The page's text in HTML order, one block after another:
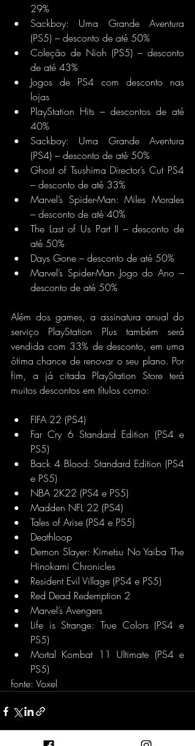
29%
Sackboy: Uma Grande Aventura
(PS5) – desconto de até 50%
Coleção de Nioh (PS5) – desconto
de até 43%
Jogos de PS4 com desconto nas
lojas
PlayStation Hits – descontos de até
40%
Sackboy: Uma Grande Aventura
(PS4) – desconto de até 50%
Ghost of Tsushima Director’s Cut PS4
– desconto de até 33%
Marvel’s Spider-Man: Miles Morales
– desconto de até 40%
The Last of Us Part II – desconto de
até 50%
Days Gone – desconto de até 50%
Marvel’s Spider-Man Jogo do Ano –
desconto de até 50%
Além dos games, a assinatura anual do
serviço PlayStation Plus também será
vendida com 33% de desconto, em uma
ótima chance de renovar o seu plano. Por
fim, a já citada PlayStation Store terá
muitos descontos em títulos como:
FIFA 22 (PS4)
Far Cry 6 Standard Edition (PS4 e
PS5)
Back 4 Blood: Standard Edition (PS4
e PS5)
NBA 2K22 (PS4 e PS5)
Madden NFL 22 (PS4)
Tales of Arise (PS4 e PS5)
Deathloop
Demon Slayer: Kimetsu No Yaiba The
Hinokami Chronicles
Resident Evil Village (PS4 e PS5)
Red Dead Redemption 2
Marvel’s Avengers
Life is Strange: True Colors (PS4 e
PS5)
Mortal Kombat 11 Ultimate (PS4 e
PS5)
fonte: Voxel